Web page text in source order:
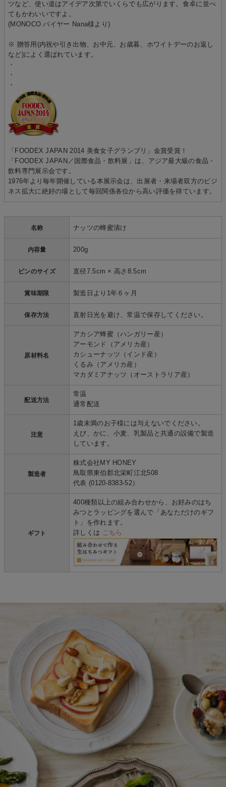
ツなど、使い道はアイデア次第でいくらでも広がります。食卓に並べ
てもかわいいですよ。
(MONOCO バイヤー Nana様より)
※ 贈答用(内祝や引き出物、お中元、お歳暮、ホワイトデーのお返し
など)によく選ばれています。
・
・
・
「FOODEX JAPAN 2014 美食女子グランプリ」金賞受賞！
「FOODEX JAPAN／国際食品・飲料展」は、アジア最大級の食品・
飲料専門展示会です。
1976年より毎年開催している本展示会は、出展者・来場者双方のビジ
ネス拡大に絶好の場として毎回関係各位から高い評価を得ています。
名称 ナッツの蜂蜜漬け
内容量 200g
ビンのサイズ 直径7.5cm × 高さ8.5cm
賞味期限 製造日より1年６ヶ月
保存方法 直射日光を避け、常温で保存してください。
原材料名
アカシア蜂蜜（ハンガリー産）
アーモンド（アメリカ産）
カシューナッツ（インド産）
くるみ（アメリカ産）
マカダミアナッツ（オーストラリア産）
配送方法
常温
通常配送
注意
1歳未満のお子様には与えないでください。
えび、かに、小麦、乳製品と共通の設備で製造
しています。
製造者
株式会社MY HONEY
鳥取県東伯郡北栄町江北508
代表 (0120-8383-52）
ギフト
400種類以上の組み合わせから、お好みのはち
みつとラッピングを選んで「あなただけのギフ
ト」を作れます。
詳しくは こちら